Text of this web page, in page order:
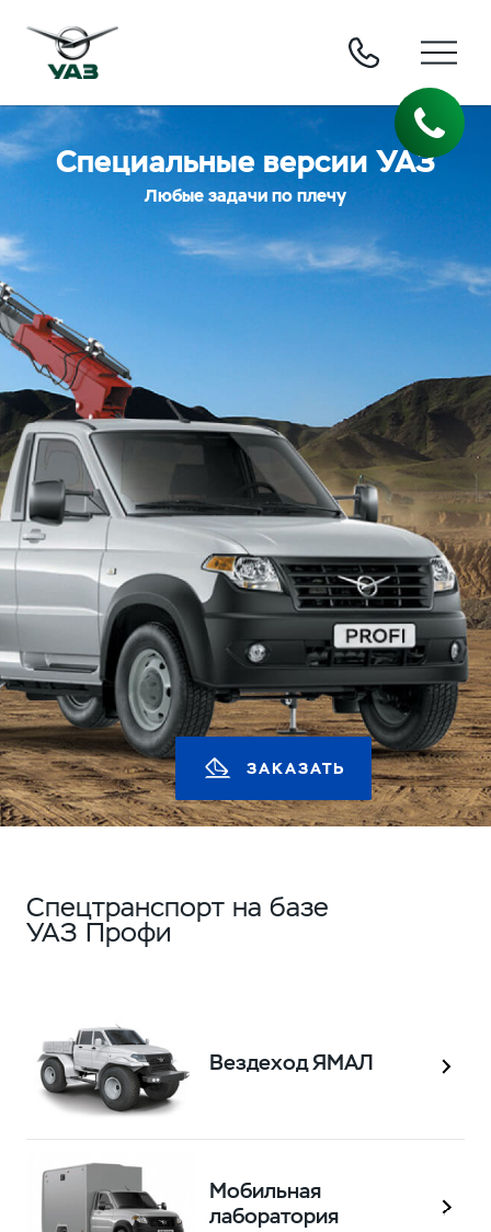
Специальные версии УАЗ
Любые задачи по плечу
ЗАКАЗАТЬ
Спецтранспорт на базе
УАЗ Профи
Вездеход ЯМАЛ
Мобильная
лаборатория